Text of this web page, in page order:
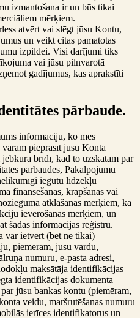
izmantošana ir un būs tikai
mērķiem.
atvērt vai slēgt jūsu Kontu,
un veikt citas pamatotas
izpildei. Visi darījumi tiks
vai jūsu pilnvarotā
gadījumus, kas aprakstīti
pārbaude.
informāciju, ko mēs
pieprasīt jūsu Konta
brīdī, kad to uzskatām par
pārbaudes, Pakalpojumu
iegūtu līdzekļu
finansēšanas, krāpšanas vai
atklāšanas mērķiem, kā
ievērošanas mērķiem, un
šādas informācijas reģistru.
var ietvert (bet ne tikai)
piemēram, jūsu vārdu,
numuru, e-pasta adresi,
maksātāja identifikācijas
identifikācijas dokumenta
jūsu bankas kontu (piemēram,
veidu, maršrutēšanas numuru
ierīces identifikatorus un